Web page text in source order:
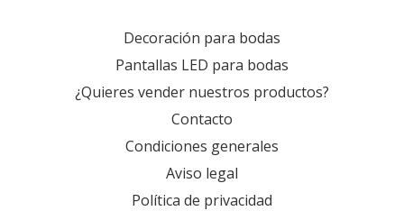
Decoración para bodas
Pantallas LED para bodas
¿Quieres vender nuestros productos?
Contacto
Condiciones generales
Aviso legal
Política de privacidad